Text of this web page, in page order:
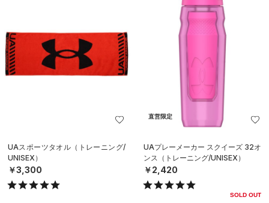
UAスポーツタオル（トレーニング/
UNISEX）
￥3,300
直営限定
UAプレーメーカー スクイーズ 32オ
ンス（トレーニング/UNISEX）
￥2,420
SOLD OUT